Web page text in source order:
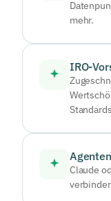
mehr.
IRO-
Claude